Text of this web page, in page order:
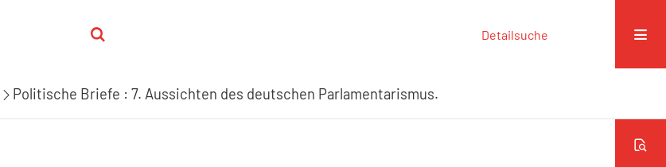
Detailsuche
Politische Briefe : 7. Aussichten des deutschen Parlamentarismus.